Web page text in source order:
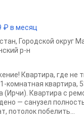
₽ в месяц
, Городской округ
р-н
Квартира, где не
комнатная квартира,
(Ирчи). Квартира с
— санузел
потолок побелить...